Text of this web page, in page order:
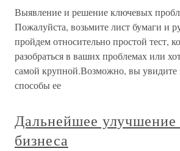
Выявление и решение ключевых
Пожалуйста, возьмите лист бумаги и
пройдем относительно простой тест,
разобраться в ваших проблемах или
самой крупной.Возможно, вы увидите
способы ее
Дальнейшее улучшение
бизнеса